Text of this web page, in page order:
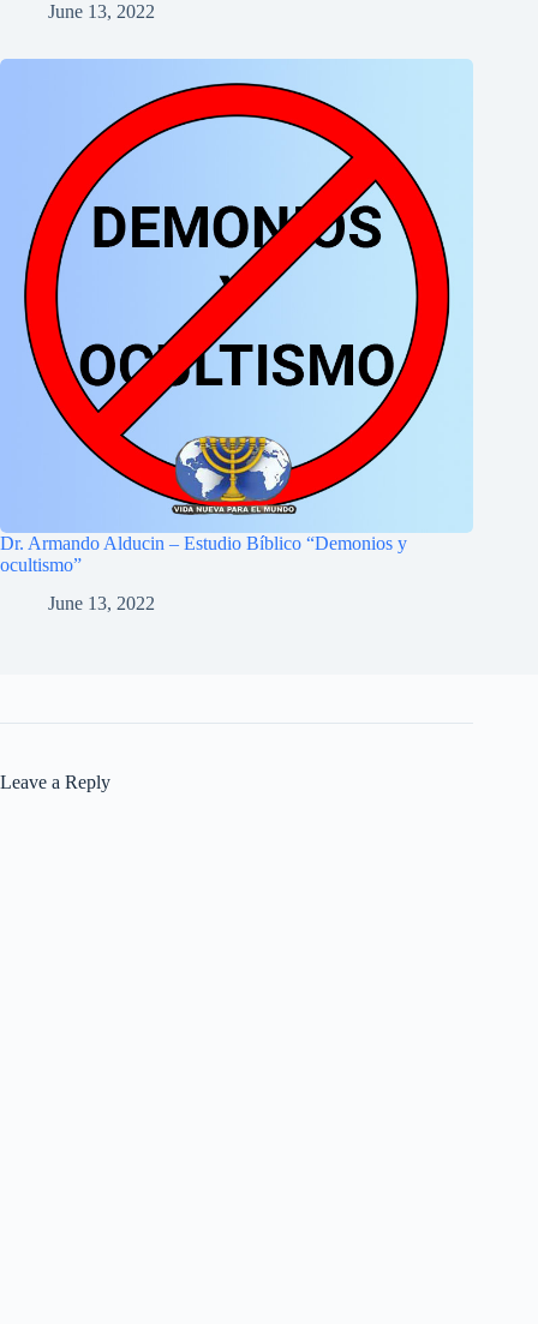
June 13, 2022
Dr. Armando Alducin – Estudio Bíblico “Demonios y
ocultismo”
June 13, 2022
Leave a Reply